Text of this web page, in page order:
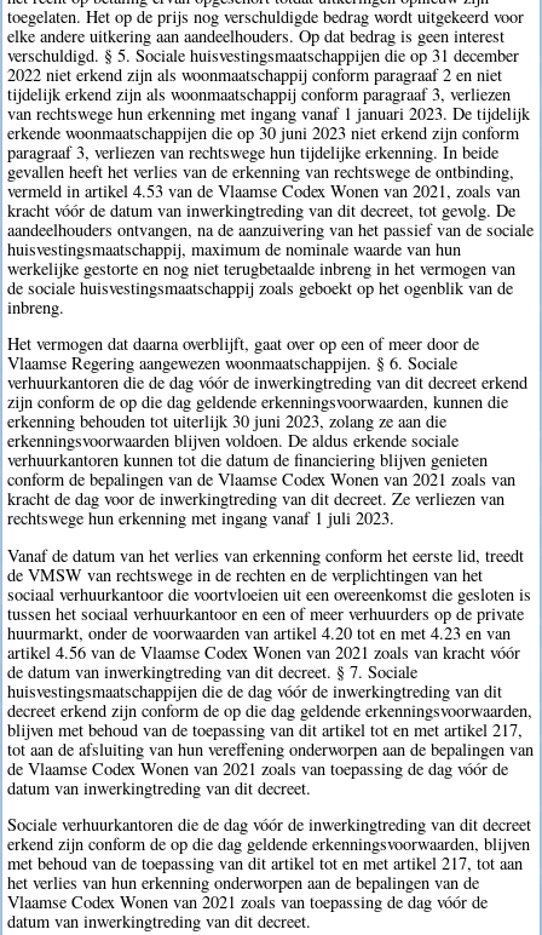
toegelaten. Het op de prijs nog verschuldigde bedrag wordt uitgekeerd voor
elke andere uitkering aan aandeelhouders. Op dat bedrag is geen interest
verschuldigd. § 5. Sociale huisvestingsmaatschappijen die op 31 december
2022 niet erkend zijn als woonmaatschappij conform paragraaf 2 en niet
tijdelijk erkend zijn als woonmaatschappij conform paragraaf 3, verliezen
van rechtswege hun erkenning met ingang vanaf 1 januari 2023. De tijdelijk
erkende woonmaatschappijen die op 30 juni 2023 niet erkend zijn conform
paragraaf 3, verliezen van rechtswege hun tijdelijke erkenning. In beide
gevallen heeft het verlies van de erkenning van rechtswege de ontbinding,
vermeld in artikel 4.53 van de Vlaamse Codex Wonen van 2021, zoals van
kracht vóór de datum van inwerkingtreding van dit decreet, tot gevolg. De
aandeelhouders ontvangen, na de aanzuivering van het passief van de sociale
huisvestingsmaatschappij, maximum de nominale waarde van hun
werkelijke gestorte en nog niet terugbetaalde inbreng in het vermogen van
de sociale huisvestingsmaatschappij zoals geboekt op het ogenblik van de
inbreng.
Het vermogen dat daarna overblijft, gaat over op een of meer door de
Vlaamse Regering aangewezen woonmaatschappijen. § 6. Sociale
verhuurkantoren die de dag vóór de inwerkingtreding van dit decreet erkend
zijn conform de op die dag geldende erkenningsvoorwaarden, kunnen die
erkenning behouden tot uiterlijk 30 juni 2023, zolang ze aan die
erkenningsvoorwaarden blijven voldoen. De aldus erkende sociale
verhuurkantoren kunnen tot die datum de financiering blijven genieten
conform de bepalingen van de Vlaamse Codex Wonen van 2021 zoals van
kracht de dag voor de inwerkingtreding van dit decreet. Ze verliezen van
rechtswege hun erkenning met ingang vanaf 1 juli 2023.
Vanaf de datum van het verlies van erkenning conform het eerste lid, treedt
de VMSW van rechtswege in de rechten en de verplichtingen van het
sociaal verhuurkantoor die voortvloeien uit een overeenkomst die gesloten is
tussen het sociaal verhuurkantoor en een of meer verhuurders op de private
huurmarkt, onder de voorwaarden van artikel 4.20 tot en met 4.23 en van
artikel 4.56 van de Vlaamse Codex Wonen van 2021 zoals van kracht vóór
de datum van inwerkingtreding van dit decreet. § 7. Sociale
huisvestingsmaatschappijen die de dag vóór de inwerkingtreding van dit
decreet erkend zijn conform de op die dag geldende erkenningsvoorwaarden,
blijven met behoud van de toepassing van dit artikel tot en met artikel 217,
tot aan de afsluiting van hun vereffening onderworpen aan de bepalingen van
de Vlaamse Codex Wonen van 2021 zoals van toepassing de dag vóór de
datum van inwerkingtreding van dit decreet.
Sociale verhuurkantoren die de dag vóór de inwerkingtreding van dit decreet
erkend zijn conform de op die dag geldende erkenningsvoorwaarden, blijven
met behoud van de toepassing van dit artikel tot en met artikel 217, tot aan
het verlies van hun erkenning onderworpen aan de bepalingen van de
Vlaamse Codex Wonen van 2021 zoals van toepassing de dag vóór de
datum van inwerkingtreding van dit decreet.